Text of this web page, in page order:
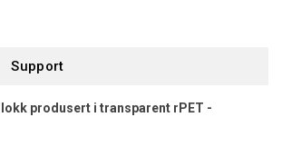
Support
produsert i transparent rPET -